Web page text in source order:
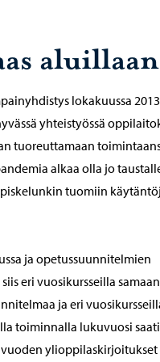
aluillaan
lokakuussa
yhteistyössä
tuoreuttamaan
alkaa olla jo
tuomiin
ja opetussuunnitelmien
eri vuosikursseilla samaan
ja eri
toiminnalla lukuvuosi
ylioppilaskirjoitukset